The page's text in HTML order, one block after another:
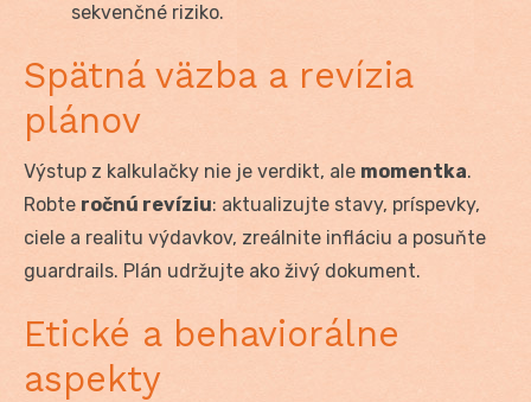
sekvenčné riziko.
Spätná väzba a revízia
plánov
Výstup z kalkulačky nie je verdikt, ale momentka.
Robte ročnú revíziu: aktualizujte stavy, príspevky,
ciele a realitu výdavkov, zreálnite infláciu a posuňte
guardrails. Plán udržujte ako živý dokument.
Etické a behaviorálne
aspekty